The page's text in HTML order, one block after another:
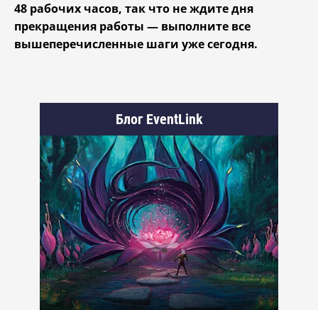
48 рабочих часов, так что не ждите дня
прекращения работы — выполните все
вышеперечисленные шаги уже сегодня.
Блог EventLink